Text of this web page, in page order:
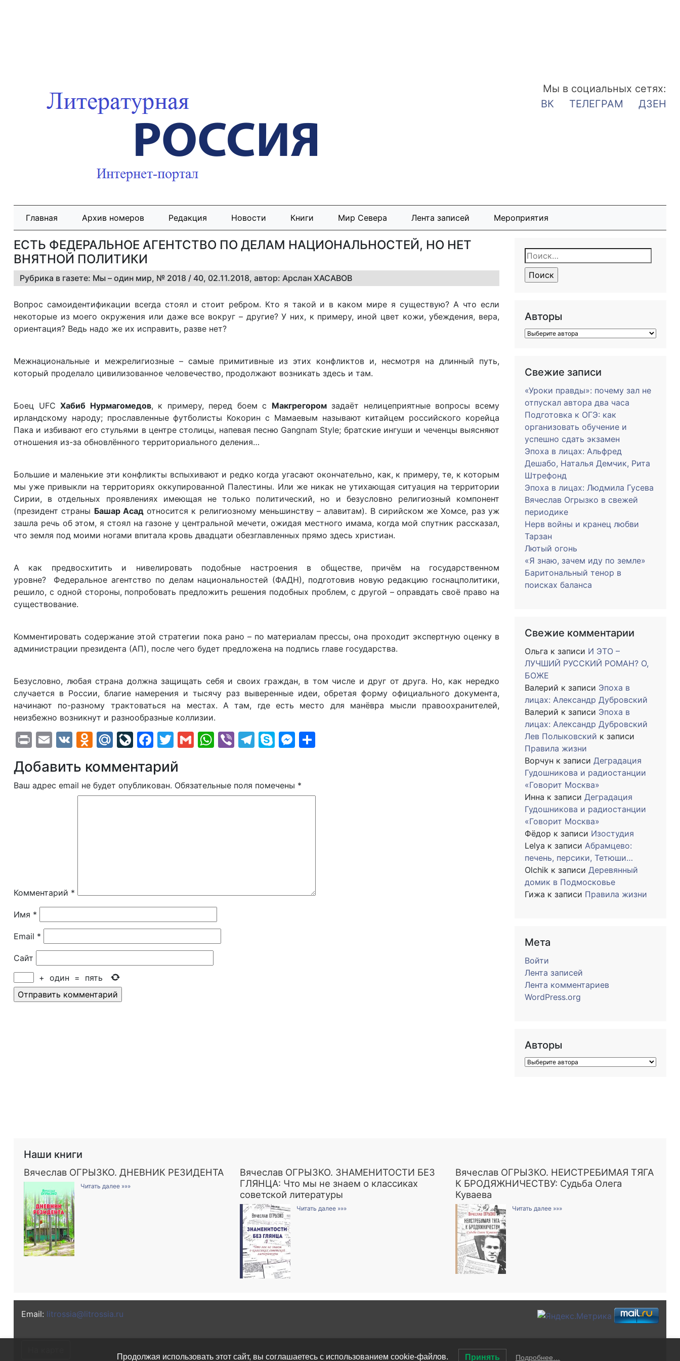
Мы в социальных сетях:
ВК
ТЕЛЕГРАМ ДЗЕН
Главная Архив номеров Редакция Новости Книги Мир Севера Лента записей Мероприятия
ЕСТЬ ФЕДЕРАЛЬНОЕ АГЕНТСТВО ПО ДЕЛАМ НАЦИОНАЛЬНОСТЕЙ, НО НЕТ
ВНЯТНОЙ ПОЛИТИКИ
Рубрика в газете: Мы – один мир, № 2018 / 40, 02.11.2018, автор: Арслан ХАСАВОВ
Вопрос самоидентификации всегда стоял и стоит ребром. Кто я такой и в каком мире я существую? А что если
некоторые из моего окружения или даже все вокруг – другие? У них, к примеру, иной цвет кожи, убеждения, вера,
ориентация? Ведь надо же их исправить, разве нет?
Межнациональные и межрелигиозные – самые примитивные из этих конфликтов и, несмотря на длинный путь,
который проделало цивилизованное человечество, продолжают возникать здесь и там.
Боец UFCХабиб Нурмагомедов, к примеру, перед боем с Макгрегоромзадаёт нелицеприятные вопросы всему
ирландскому народу; прославленные футболисты Кокорин с Мамаевым называют китайцем российского корейца
Пака и избивают его стульями в центре столицы, напевая песню Gangnam Style; братские ингуши и чеченцы выясняют
отношения из-за обновлённого территориального деления…
Большие и маленькие эти конфликты вспыхивают и редко когда угасают окончательно, как, к примеру, те, к которым
мы уже привыкли на территориях оккупированной Палестины. Или же никак не утихающая ситуация на территории
Сирии, в отдельных проявлениях имеющая не только политический, но и безусловно религиозный компонент
(президент страны Башар Асадотносится к религиозному меньшинству – алавитам). В сирийском же Хомсе, раз уж
зашла речь об этом, я стоял на газоне у центральной мечети, ожидая местного имама, когда мой спутник рассказал,
что земля под моими ногами впитала кровь двадцати обезглавленных прямо здесь христиан.
А как предвосхитить и нивелировать подобные настроения в обществе, причём на государственном
уровне? Федеральное агентство по делам национальностей (ФАДН), подготовив новую редакцию госнацполитики,
решило, с одной стороны, попробовать предложить решения подобных проблем, с другой – оправдать своё право на
существование.
Комментировать содержание этой стратегии пока рано – по материалам прессы, она проходит экспертную оценку в
администрации президента (АП), после чего будет предложена на подпись главе государства.
Безусловно, любая страна должна защищать себя и своих граждан, в том числе и друг от друга. Но, как нередко
случается в России, благие намерения и тысячу раз выверенные идеи, обретая форму официального документа,
начинают по-разному трактоваться на местах. А там, где есть место для манёвра мысли правоохранителей,
неизбежно возникнут и разнообразные коллизии.
PrintEmail
VK Odnoklassniki
Mail.Ru
LiveJournal
Facebook
Twitter
GmailWhatsApp
ViberTelegram
SkypeMessenger
Добавить комментарий
Ваш адрес email не будет опубликован. Обязательные поля помечены *
Комментарий *
Имя *
Email *
Сайт
+ один = пять
Найти:
Авторы
Свежие записи
«Уроки правды»: почему зал не
отпускал автора два часа
Подготовка к ОГЭ: как
организовать обучение и
успешно сдать экзамен
Эпоха в лицах: Альфред
Дешабо, Наталья Демчик, Рита
Штрефонд
Эпоха в лицах: Людмила Гусева
Вячеслав Огрызко в свежей
периодике
Нерв войны и кранец любви
Тарзан
Лютый огонь
«Я знаю, зачем иду по земле»
Баритональный тенор в
поисках баланса
Свежие комментарии
Ольга к записи И ЭТО –
ЛУЧШИЙ РУССКИЙ РОМАН? О,
БОЖЕ
Валерий к записи Эпоха в
лицах: Александр Дубровский
Валерий к записи Эпоха в
лицах: Александр Дубровский
Лев Полыковский к записи
Правила жизни
Ворчун к записи Деградация
Гудошникова и радиостанции
«Говорит Москва»
Инна к записи Деградация
Гудошникова и радиостанции
«Говорит Москва»
Фёдор к записи Изостудия
Lelya к записи Абрамцево:
печень, персики, Тетюши…
Olchik к записи Деревянный
домик в Подмосковье
Гижа к записи Правила жизни
Мета
Войти
Лента записей
Лента комментариев
WordPress.org
Авторы
Наши книги
Вячеслав ОГРЫЗКО. ДНЕВНИК РЕЗИДЕНТА
Читать далее »»»
Вячеслав ОГРЫЗКО. ЗНАМЕНИТОСТИ БЕЗ
ГЛЯНЦА: Что мы не знаем о классиках
советской литературы
Читать далее »»»
Вячеслав ОГРЫЗКО. НЕИСТРЕБИМАЯ ТЯГА
К БРОДЯЖНИЧЕСТВУ: Судьба Олега
Куваева
Читать далее »»»
Email: litrossia@litrossia.ru
Продолжая использовать этот сайт, вы соглашаетесь с использованием cookie-файлов. Принять Подробнее…